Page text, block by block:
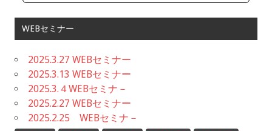
WEBセミナー
2025.3.27 WEBセミナー
2025.3.13 WEBセミナー
2025.3.４WEBセミナ－
2025.2.27 WEBセミナー
2025.2.25 WEBセミナ－